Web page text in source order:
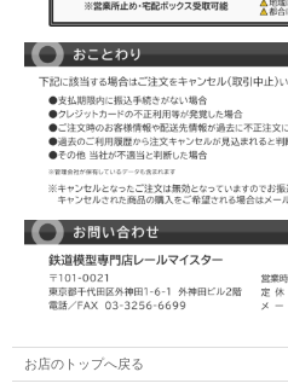
お店のトップへ戻る